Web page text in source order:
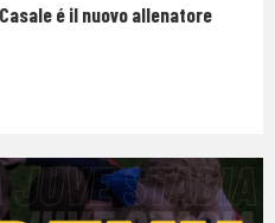
é il nuovo allenatore